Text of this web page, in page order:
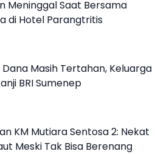
Meninggal Saat Bersama
di Hotel Parangtritis
Dana Masih Tertahan, Keluarga
BRI Sumenep
KM Mutiara Sentosa 2: Nekat
Meski Tak Bisa Berenang